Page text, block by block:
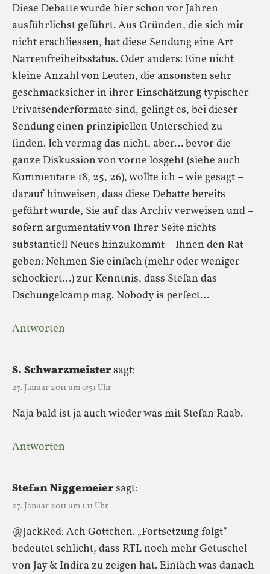
Diese Debatte wurde hier schon vor Jahren
ausführlichst geführt. Aus Gründen, die sich mir
nicht erschliessen, hat diese Sendung eine Art
Narrenfreiheitsstatus. Oder anders: Eine nicht
kleine Anzahl von Leuten, die ansonsten sehr
geschmacksicher in ihrer Einschätzung typischer
Privatsenderformate sind, gelingt es, bei dieser
Sendung einen prinzipiellen Unterschied zu
finden. Ich vermag das nicht, aber… bevor die
ganze Diskussion von vorne losgeht (siehe auch
Kommentare 18, 25, 26), wollte ich – wie gesagt –
darauf hinweisen, dass diese Debatte bereits
geführt wurde, Sie auf das Archiv verweisen und –
sofern argumentativ von Ihrer Seite nichts
substantiell Neues hinzukommt – Ihnen den Rat
geben: Nehmen Sie einfach (mehr oder weniger
schockiert…) zur Kenntnis, dass Stefan das
Dschungelcamp mag. Nobody is perfect…
Antworten
S. Schwarzmeistersagt:
27. Januar 2011 um 0:51 Uhr
Naja bald ist ja auch wieder was mit Stefan Raab.
Antworten
Stefan Niggemeiersagt:
27. Januar 2011 um 1:11 Uhr
@JackRed: Ach Gottchen. „Fortsetzung folgt“
bedeutet schlicht, dass RTL noch mehr Getuschel
von Jay & Indira zu zeigen hat. Einfach was danach